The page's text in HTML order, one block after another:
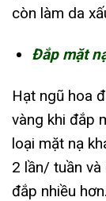
còn làm da
Đắp mặt
Hạt ngũ hoa
vàng khi đắp
loại mặt nạ
2 lần/ tuần
đắp nhiều